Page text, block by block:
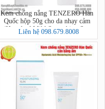
Kem chống nắng TENZERO Hàn
Quốc hộp 50g cho da nhạy cảm
(Heartleaf Mild Smoothing Sun
SPF50+ PA++++)
Liên hệ 098.679.8008